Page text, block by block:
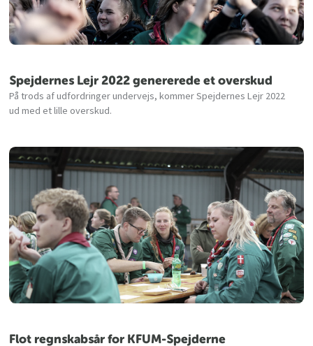
Spejdernes Lejr 2022 genererede et overskud
På trods af udfordringer undervejs, kommer Spejdernes Lejr 2022
ud med et lille overskud.
Flot regnskabsår for KFUM-Spejderne